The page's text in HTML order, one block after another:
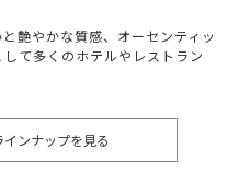
艶やかな質感、オーセンティッ
て多くのホテルやレストラン
ンナップを見る